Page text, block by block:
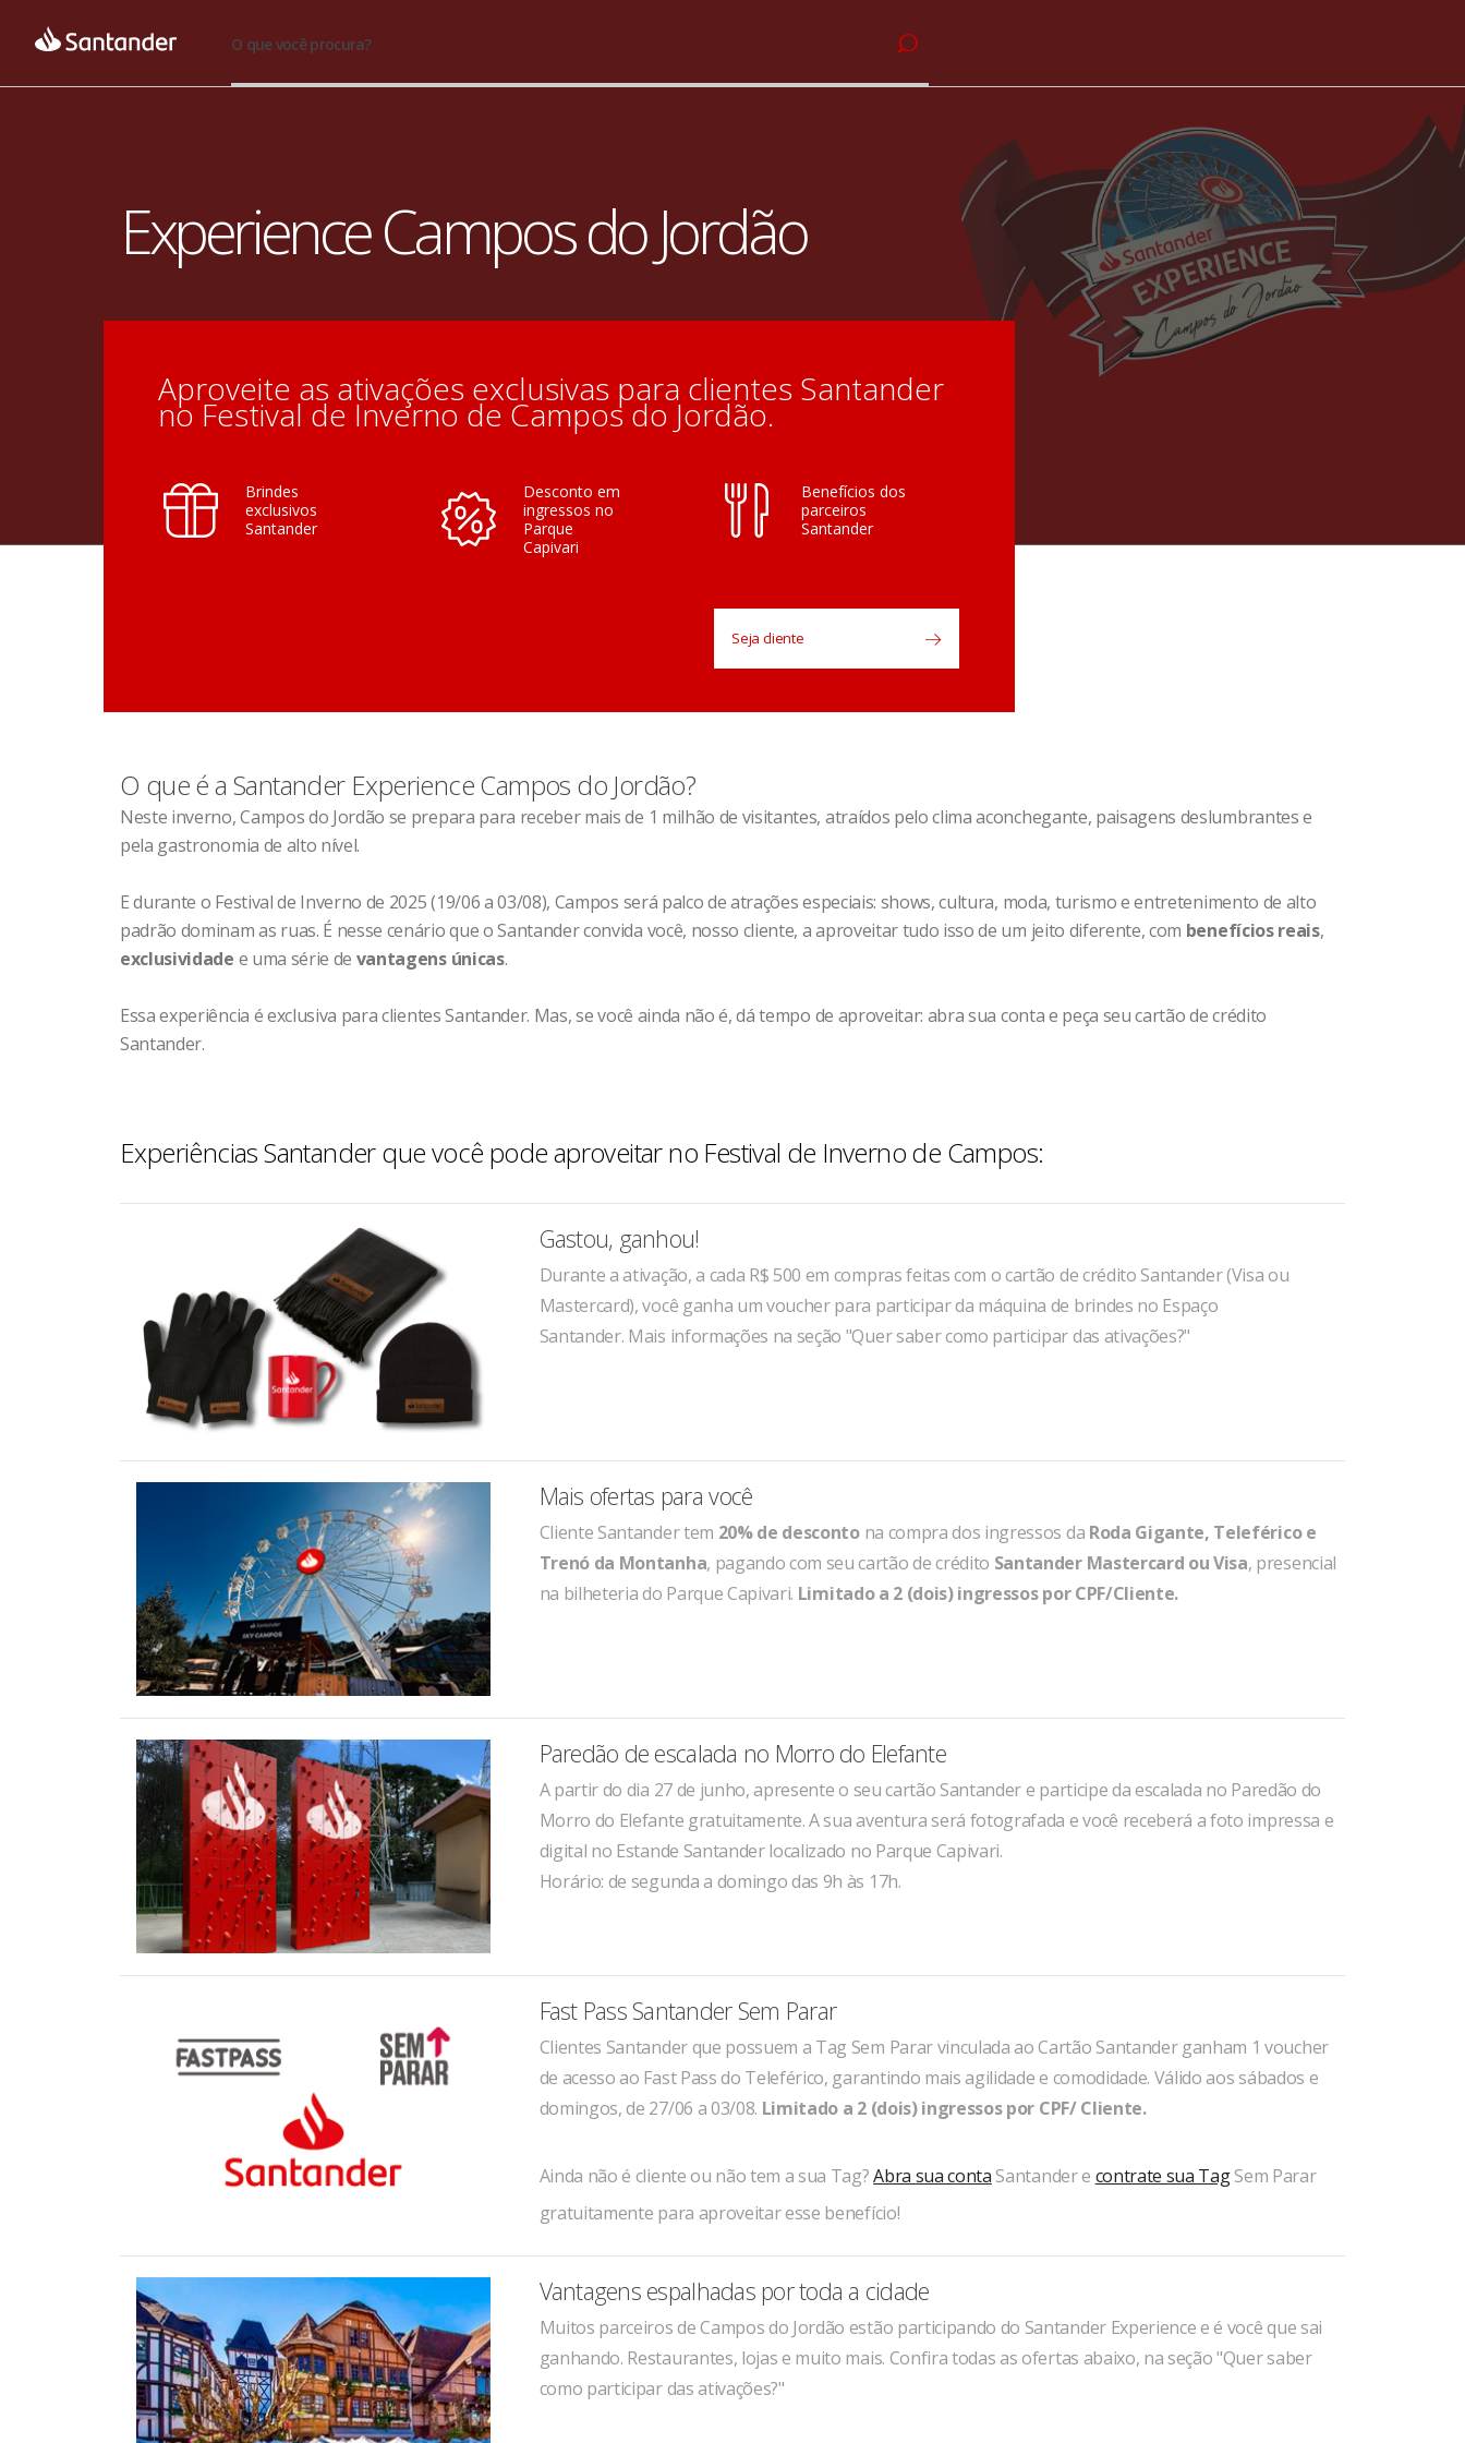
O que você procura?
Experience Campos do Jordão
Aproveite as ativações exclusivas para clientes Santander
no Festival de Inverno de Campos do Jordão.
Brindes
exclusivos
Santander
Desconto em
ingressos no
Parque
Capivari
Benefícios dos
parceiros
Santander
Seja cliente
O que é a Santander Experience Campos do Jordão?
Neste inverno, Campos do Jordão se prepara para receber mais de 1 milhão de visitantes, atraídos pelo clima aconchegante, paisagens deslumbrantes e
pela gastronomia de alto nível.
E durante o Festival de Inverno de 2025 (19/06 a 03/08), Campos será palco de atrações especiais: shows, cultura, moda, turismo e entretenimento de alto
padrão dominam as ruas. É nesse cenário que o Santander convida você, nosso cliente, a aproveitar tudo isso de um jeito diferente, com benefícios reais,
exclusividade e uma série de vantagens únicas.
Essa experiência é exclusiva para clientes Santander. Mas, se você ainda não é, dá tempo de aproveitar: abra sua conta e peça seu cartão de crédito
Santander.
Experiências Santander que você pode aproveitar no Festival de Inverno de Campos:
Gastou, ganhou!
Durante a ativação, a cada R$ 500 em compras feitas com o cartão de crédito Santander (Visa ou
Mastercard), você ganha um voucher para participar da máquina de brindes no Espaço
Santander. Mais informações na seção "Quer saber como participar das ativações?"
Mais ofertas para você
Cliente Santander tem 20% de descontona compra dos ingressos da Roda Gigante, Teleférico e
Trenó da Montanha, pagando com seu cartão de crédito Santander Mastercard ou Visa, presencial
na bilheteria do Parque Capivari. Limitado a 2 (dois) ingressos por CPF/Cliente.
Paredão de escalada no Morro do Elefante
A partir do dia 27 de junho, apresente o seu cartão Santander e participe da escalada no Paredão do
Morro do Elefante gratuitamente. A sua aventura será fotografada e você receberá a foto impressa e
digital no Estande Santander localizado no Parque Capivari.
Horário: de segunda a domingo das 9h às 17h.
Fast Pass Santander Sem Parar
Clientes Santander que possuem a Tag Sem Parar vinculada ao Cartão Santander ganham 1 voucher
de acesso ao Fast Pass do Teleférico, garantindo mais agilidade e comodidade. Válido aos sábados e
domingos, de 27/06 a 03/08. Limitado a 2 (dois) ingressos por CPF/ Cliente.
Ainda não é cliente ou não tem a sua Tag?Abra sua conta Santander e contrate sua TagSem Parar
gratuitamente para aproveitar esse benefício!
Vantagens espalhadas por toda a cidade
Muitos parceiros de Campos do Jordão estão participando do Santander Experience e é você que sai
ganhando. Restaurantes, lojas e muito mais. Confira todas as ofertas abaixo, na seção "Quer saber
como participar das ativações?"